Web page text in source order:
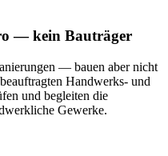
— kein Bauträger
— bauen aber nicht
Handwerks- und
und begleiten die
Gewerke.